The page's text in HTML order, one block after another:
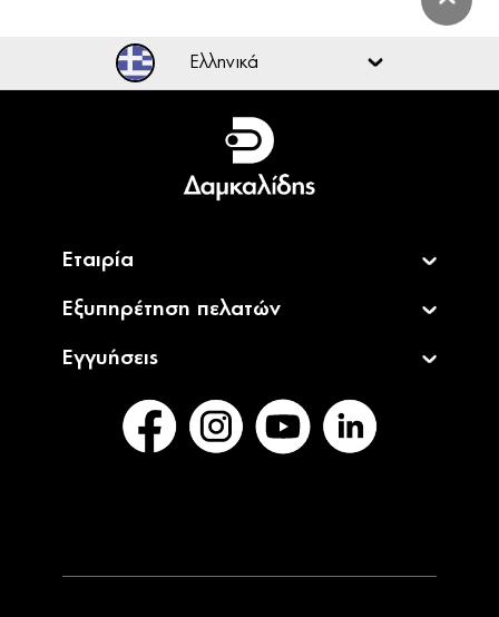
Ελληνικά
Ελληνικά
English
Εταιρία
Εξυπηρέτηση πελατών
Εγγυήσεις